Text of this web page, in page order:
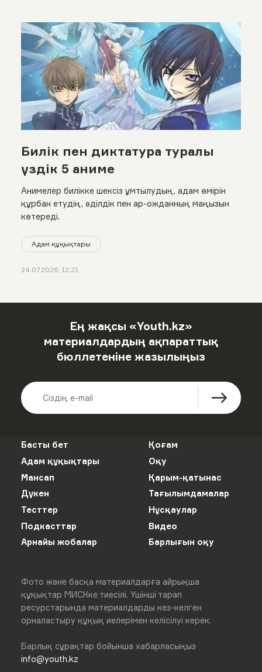
Билік пен диктатура туралы
үздік 5 аниме
Анимелер билікке шексіз ұмтылудың, адам өмірін
құрбан етудің, әділдік пен ар-ожданның маңызын
көтереді.
Адам құқықтары
24.07.2026, 12:21
Ең жақсы «Youth.kz»
материалдардың ақпараттық
бюллетеніне жазылыңыз
Басты бет
Қоғам
Адам құқықтары
Оқу
Мансап
Қарым-қатынас
Дүкен
Тағылымдамалар
Тесттер
Нұсқаулар
Подкасттар
Видео
Арнайы жобалар
Барлығын оқу
Фото және басқа материалдарға айрықша
құқықтар МИСКке тиесілі. Үшінші тарап
ресурстарында материалдарды кез-келген
орналастыру құқық иелерімен келісілуі керек.
Барлық сұрақтар бойынша хабарласыңыз
info@youth.kz